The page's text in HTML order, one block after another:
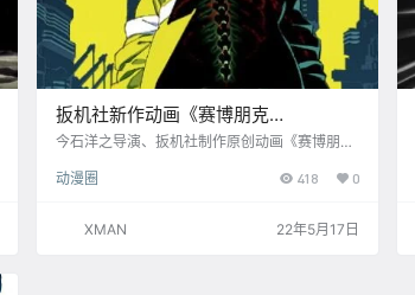
扳机社新作动画《赛博朋克
Edgerunners》视觉图公布
今石洋之导演、扳机社制作原创动画《赛博朋克
开播，全10话。 监督：今石洋之 副监督：大塚
冈晃 动画制作：TRIGGER
动漫圈 418 0
XMAN 22年5月17日